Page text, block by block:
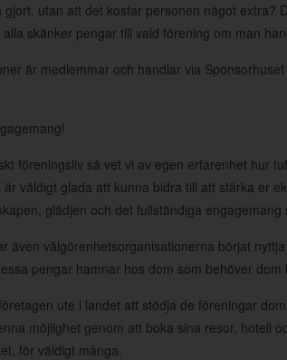
gjort, utan att det kostar personen något extra?
skänker pengar till vald förening om man
är medlemmar och handlar via
föreningsliv så vet vi av egen erfarenhet hur
väldigt glada att kunna bidra till att stärka er
glädjen och det fullständiga
även välgörenhetsorganisationerna börjat
pengar hamnar hos dom som behöver dom
ute i landet att stödja de föreningar
möjlighet genom att boka sina resor, hotell
för väldigt många.